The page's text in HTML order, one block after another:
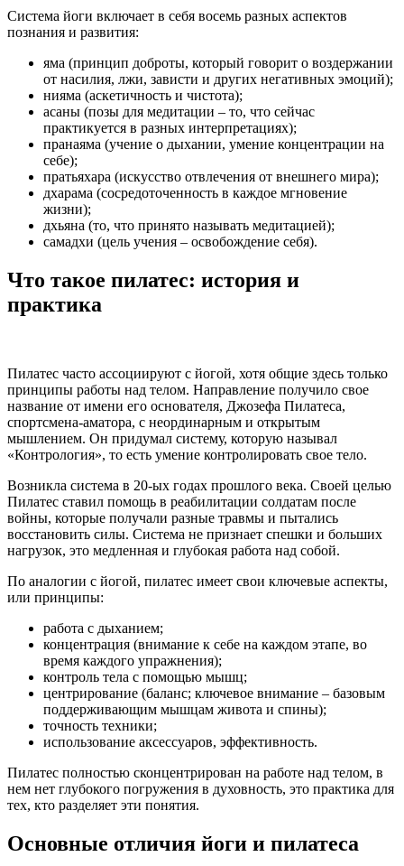
Система йоги включает в себя восемь разных аспектов
познания и развития:
яма (принцип доброты, который говорит о воздержании
от насилия, лжи, зависти и других негативных эмоций);
нияма (аскетичность и чистота);
асаны (позы для медитации – то, что сейчас
практикуется в разных интерпретациях);
пранаяма (учение о дыхании, умение концентрации на
себе);
пратьяхара (искусство отвлечения от внешнего мира);
дхарама (сосредоточенность в каждое мгновение
жизни);
дхьяна (то, что принято называть медитацией);
самадхи (цель учения – освобождение себя).
Что такое пилатес: история и
практика
Пилатес часто ассоциируют с йогой, хотя общие здесь только
принципы работы над телом. Направление получило свое
название от имени его основателя, Джозефа Пилатеса,
спортсмена-аматора, с неординарным и открытым
мышлением. Он придумал систему, которую называл
«Контрология», то есть умение контролировать свое тело.
Возникла система в 20-ых годах прошлого века. Своей целью
Пилатес ставил помощь в реабилитации солдатам после
войны, которые получали разные травмы и пытались
восстановить силы. Система не признает спешки и больших
нагрузок, это медленная и глубокая работа над собой.
По аналогии с йогой, пилатес имеет свои ключевые аспекты,
или принципы:
работа с дыханием;
концентрация (внимание к себе на каждом этапе, во
время каждого упражнения);
контроль тела с помощью мышц;
центрирование (баланс; ключевое внимание – базовым
поддерживающим мышцам живота и спины);
точность техники;
использование аксессуаров, эффективность.
Пилатес полностью сконцентрирован на работе над телом, в
нем нет глубокого погружения в духовность, это практика для
тех, кто разделяет эти понятия.
Основные отличия йоги и пилатеса